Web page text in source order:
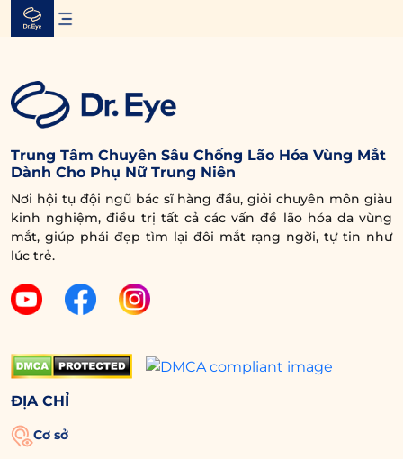
Skip
Trung Tâm Chuyên Sâu Chống Lão Hóa Vùng Mắt
Dành Cho Phụ Nữ Trung Niên
Nơi hội tụ đội ngũ bác sĩ hàng đầu, giỏi chuyên môn giàu
kinh nghiệm, điều trị tất cả các vấn đề lão hóa da vùng
mắt, giúp phái đẹp tìm lại đôi mắt rạng ngời, tự tin như
lúc trẻ.
ĐỊA CHỈ
Cơ sở